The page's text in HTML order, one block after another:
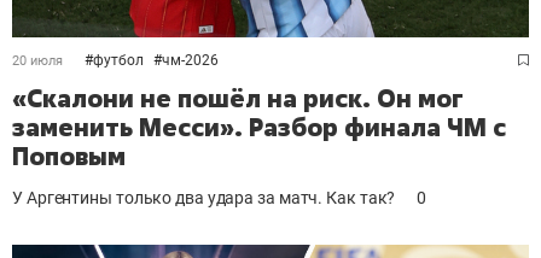
20 июля #футбол #чм-2026
«Скалони не пошёл на риск. Он мог
заменить Месси». Разбор финала ЧМ с
Поповым
У Аргентины только два удара за матч. Как так? 0